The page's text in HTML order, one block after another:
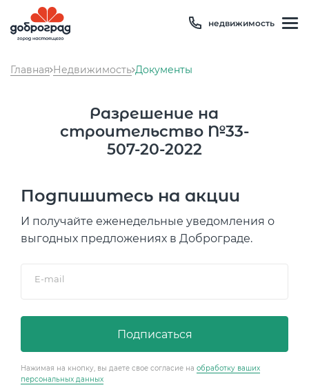
недвижимость
Главная Недвижимость Документы
Разрешение на
строительство №33-
507-20-2022
Подпишитесь на акции
И получайте еженедельные уведомления о
выгодных предложениях в Доброграде.
E-mail
Подписаться
Нажимая на кнопку, вы даете свое согласие на обработку ваших
персональных данных
Температура
28 °C
Влажность
62 %
? Концентрация ЛОС 0.010 мм3/м3
Концентрация CO2